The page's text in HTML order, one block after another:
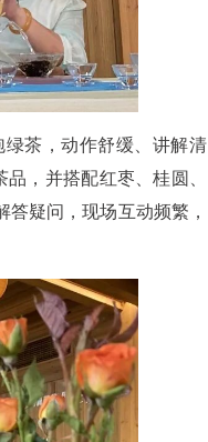
茶，动作舒缓、讲解清
，并搭配红枣、桂圆、
疑问，现场互动频繁，